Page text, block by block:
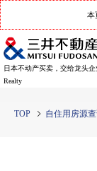
本
日本不动产买卖，交给龙头
Realty
TOP 自住用房源